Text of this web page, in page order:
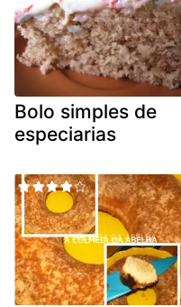
Bolo simples de
especiarias